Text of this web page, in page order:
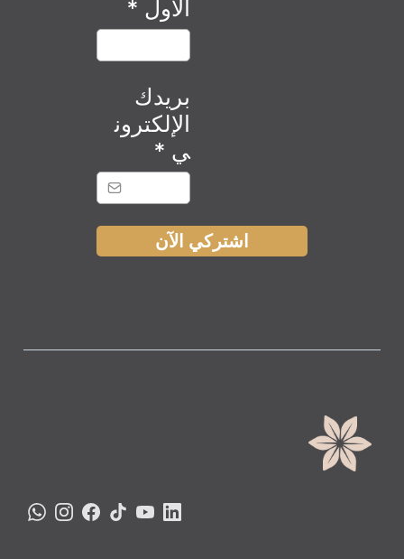
الأول *
بريدك
الإلكترون
ي *
اشتركي الآن